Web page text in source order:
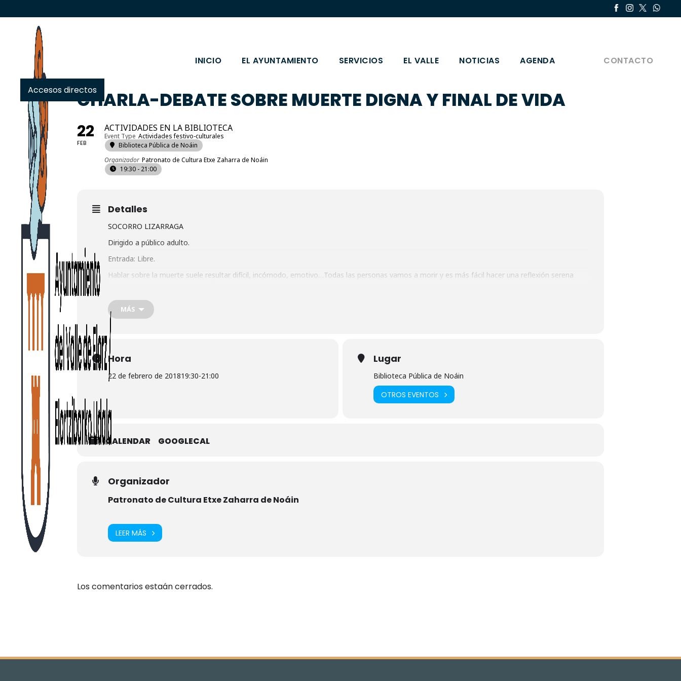
INICIO EL AYUNTAMIENTO SERVICIOS EL VALLE NOTICIAS AGENDA CONTACTO
Accesos directosCHARLA-DEBATE SOBRE MUERTE DIGNA Y FINAL DE VIDA
22
FEB
ACTIVIDADES EN LA BIBLIOTECA
Event Type Actividades festivo-culturales
Biblioteca Pública de Noáin
Organizador Patronato de Cultura Etxe Zaharra de Noáin
19:30 - 21:00
Detalles
SOCORRO LIZARRAGA
Dirigido a público adulto.
Entrada: Libre.
Hablar sobre la muerte suele resultar difícil, incómodo, emotivo…Todas las personas vamos a morir y es más fácil hacer una reflexión serena
Podemos tomar decisiones previas sobre nuestro final, por si no estamos capacitados para ello cuando ocurra, o podemos dejarlo en manos del
personal sanitario, de la familia… Si quieres debatir y reflexionar sobre la muerte digna y quieres saber qué es el testamento vital, la sedación, el
suicidio asistido o la eutanasia, te esperamos.
MÁS
Hora
22 de febrero de 201819:30-21:00
Lugar
Biblioteca Pública de Noáin
OTROS EVENTOS
CALENDAR GOOGLECAL
Organizador
Patronato de Cultura Etxe Zaharra de Noáin
LEER MÁS
Los comentarios estaán cerrados.